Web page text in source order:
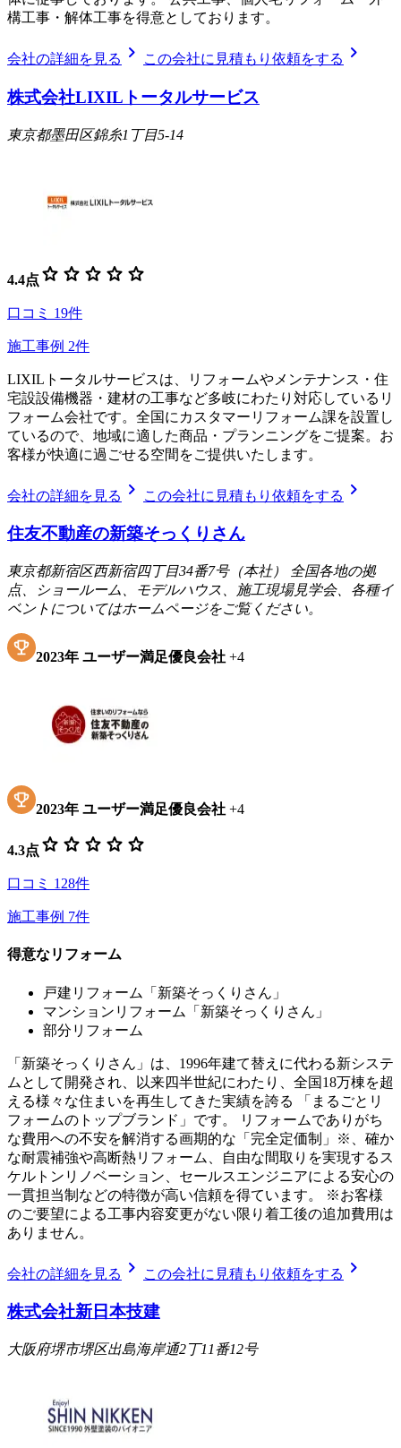
構工事・解体工事を得意としております。
会社の詳細を見る chevron_right この会社に見積もり依頼をする chevron_right
株式会社LIXILトータルサービス
東京都墨田区錦糸1丁目5-14
4.4点 star star star star star
口コミ 19件
施工事例 2件
LIXILトータルサービスは、リフォームやメンテナンス・住
宅設設備機器・建材の工事など多岐にわたり対応しているリ
フォーム会社です。全国にカスタマーリフォーム課を設置し
ているので、地域に適した商品・プランニングをご提案。お
客様が快適に過ごせる空間をご提供いたします。
会社の詳細を見る chevron_right この会社に見積もり依頼をする chevron_right
住友不動産の新築そっくりさん
東京都新宿区西新宿四丁目34番7号（本社） 全国各地の拠
点、ショールーム、モデルハウス、施工現場見学会、各種イ
ベントについてはホームページをご覧ください。
2023年 ユーザー満足優良会社 +4
2023年 ユーザー満足優良会社 +4
4.3点 star star star star star
口コミ 128件
施工事例 7件
得意なリフォーム
戸建リフォーム「新築そっくりさん」
マンションリフォーム「新築そっくりさん」
部分リフォーム
「新築そっくりさん」は、1996年建て替えに代わる新システ
ムとして開発され、以来四半世紀にわたり、全国18万棟を超
える様々な住まいを再生してきた実績を誇る 「まるごとリ
フォームのトップブランド」です。 リフォームでありがち
な費用への不安を解消する画期的な「完全定価制」※、確か
な耐震補強や高断熱リフォーム、自由な間取りを実現するス
ケルトンリノベーション、セールスエンジニアによる安心の
一貫担当制などの特徴が高い信頼を得ています。 ※お客様
のご要望による工事内容変更がない限り着工後の追加費用は
ありません。
会社の詳細を見る chevron_right この会社に見積もり依頼をする chevron_right
株式会社新日本技建
大阪府堺市堺区出島海岸通2丁11番12号